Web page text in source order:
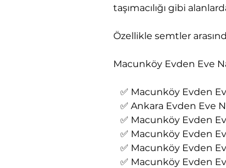
taşımacılığı gibi
Özellikle semtler
Macunköy Evden Eve
✅ Macunköy Evden
✅ Ankara Evden Eve
✅ Macunköy Evden
✅ Macunköy Evden
✅ Macunköy Evden
✅ Macunköy Evden